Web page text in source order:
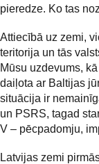
pieredze. Ko tas
Attiecībā uz zemi,
teritorija un tās
Mūsu uzdevums,
daiļota ar Baltijas
situācija ir
un PSRS, tagad
V – pēcpadomju,
Latvijas zemi